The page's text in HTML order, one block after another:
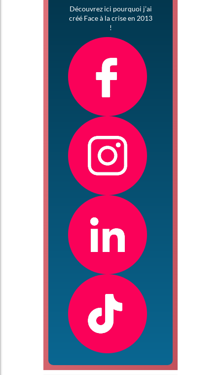
Découvrez ici pourquoi j’ai
créé Face à la crise en 2013
!